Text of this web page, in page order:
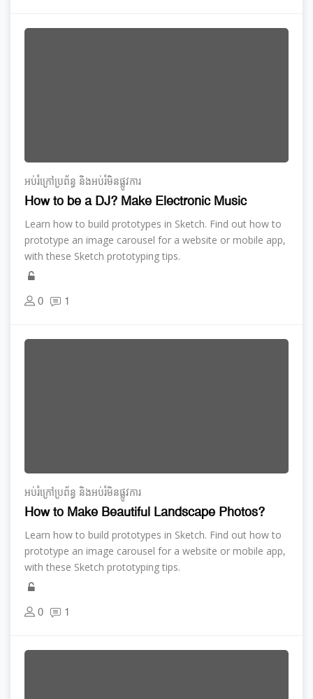
អប់រំ​ក្រៅ​ប្រព័ន្ធ និង​​អប់រំ​មិន​ផ្លូវ​ការ
How to be a DJ? Make Electronic Music
Learn how to build prototypes in Sketch. Find out how to
prototype an image carousel for a website or mobile app,
with these Sketch prototyping tips.
0 1
អប់រំ​ក្រៅ​ប្រព័ន្ធ និង​​អប់រំ​មិន​ផ្លូវ​ការ
How to Make Beautiful Landscape Photos?
Learn how to build prototypes in Sketch. Find out how to
prototype an image carousel for a website or mobile app,
with these Sketch prototyping tips.
0 1